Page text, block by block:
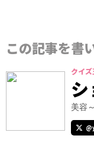
この記事を書
クイズ
美容